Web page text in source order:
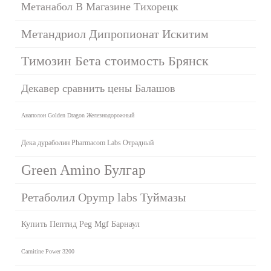
Метанабол В Магазине Тихорецк
Метандриол Дипропионат Искитим
Tимозин Бета стоимость Брянск
Декавер сравнить цены Балашов
Анаполон Golden Dragon Железнодорожный
Дека дураболин Pharmacom Labs Отрадный
Green Amino Булгар
Ретаболил Opymp labs Туймазы
Купить Пептид Peg Mgf Барнаул
Carnitine Power 3200